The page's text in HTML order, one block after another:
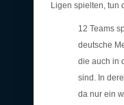
Ligen spielten, tun
12 Teams
deutsche
die auch in
sind. In
da nur ein